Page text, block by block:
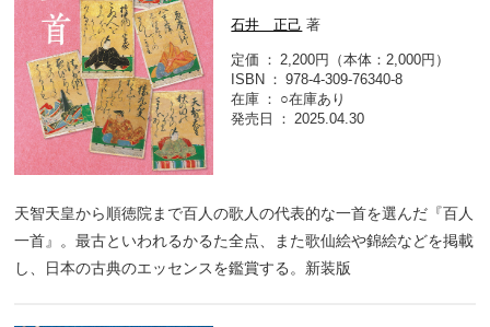
石井 正己 著
定価
2,200円（本体：2,000円）
ISBN
978-4-309-76340-8
在庫
○在庫あり
発売日
2025.04.30
天智天皇から順徳院まで百人の歌人の代表的な一首を選んだ『百人
一首』。最古といわれるかるた全点、また歌仙絵や錦絵などを掲載
し、日本の古典のエッセンスを鑑賞する。新装版